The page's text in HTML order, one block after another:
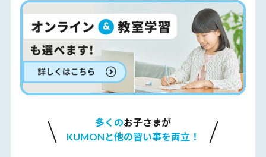
多くのお子さまが
KUMONと他の習い事を両立！